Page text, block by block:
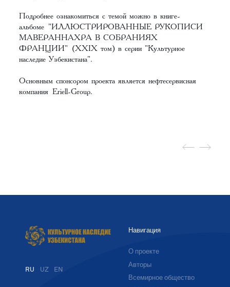
Подробнее ознакомиться с темой можно в книге-
альбоме "ИЛЛЮСТРИРОВАННЫЕ РУКОПИСИ
МАВЕРАННАХРА В СОБРАНИЯХ
ФРАНЦИИ" (XXIX том) в серии "Культурное
наследие Узбекистана".
Основным спонсором проекта является нефтесервисная
компанияEriell-Group.
RU UZ EN
Навигация
О проекте
Авторы
Всемирное общество